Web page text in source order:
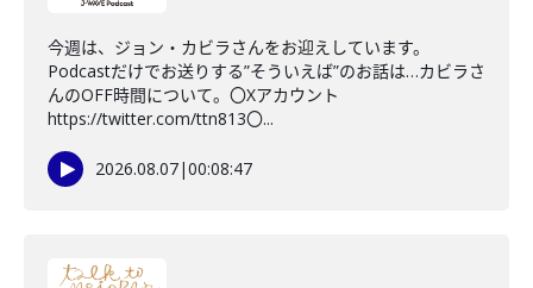
今週は、ジョン・カビラさんをお迎えしています。
Podcastだけでお送りする”そういえば”のお話は…カビラさ
んのOFF時間について。〇Xアカウント
https://twitter.com/ttn813〇...
2026.08.07|00:08:47